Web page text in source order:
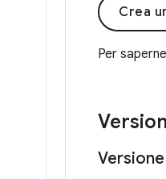
Crea
Per
Versione